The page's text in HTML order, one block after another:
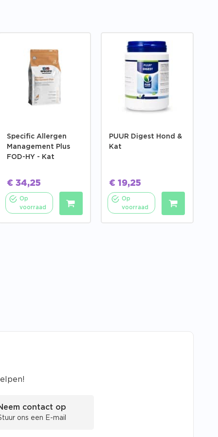
Specific Allergen
Management Plus
FOD-HY - Kat
€34,25
Op
voorraad
PUUR Digest Hond &
Kat
€ 19,25
Op
voorraad
contact op
ons een E-mail